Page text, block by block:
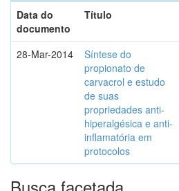
Data do
documento
Título
28-Mar-2014
Síntese do
propionato de
carvacrol e estudo
de suas
propriedades anti-
hiperalgésica e anti-
inflamatória em
protocolos